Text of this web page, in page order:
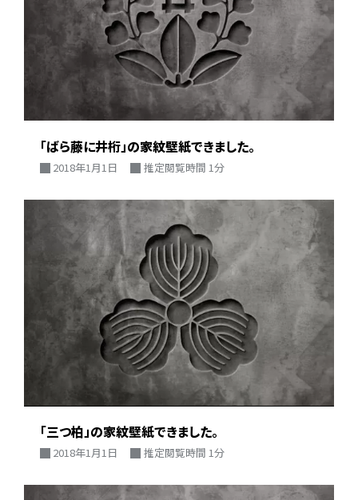
「ばら藤に井桁」の家紋壁紙できました。
2018年1月1日 推定閲覧時間 1分
「三つ柏」の家紋壁紙できました。
2018年1月1日 推定閲覧時間 1分